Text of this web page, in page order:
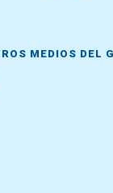
MEDIOS DEL